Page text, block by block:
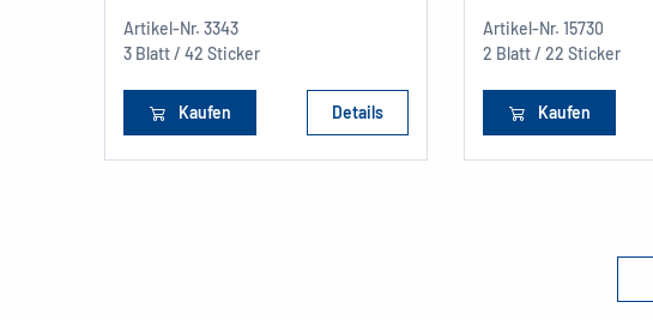
Artikel-Nr. 3343
3 Blatt / 42 Sticker
Kaufen Details
Artikel-Nr. 15730
2 Blatt / 22 Sticker
Kaufen